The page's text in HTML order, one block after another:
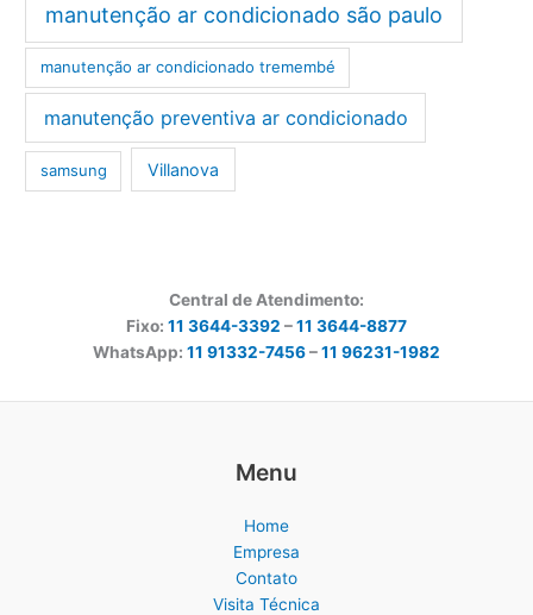
manutenção ar condicionado são paulo
manutenção ar condicionado tremembé
manutenção preventiva ar condicionado
samsung Villanova
Central de Atendimento:
Fixo: 11 3644-3392 –11 3644-8877
WhatsApp: 11 91332-7456–11 96231-1982
Menu
Home
Empresa
Contato
Visita Técnica